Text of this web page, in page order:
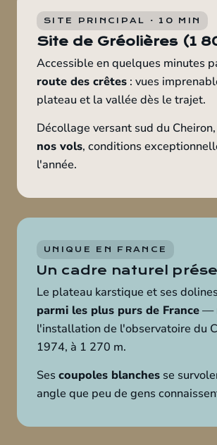
SITE PRINCIPAL · 10 MIN
Site de Gréolières (1
Accessible en quelques minutes
route des crêtes : vues
plateau et la vallée dès le trajet.
Décollage versant sud du Cheiron,
nos vols, conditions
l'année.
UNIQUE EN FRANCE
Un cadre naturel
Le plateau karstique et ses
parmi les plus purs de France—
l'installation de l'observatoire du
1974, à 1 270 m.
Ses coupoles blanches se
angle que peu de gens